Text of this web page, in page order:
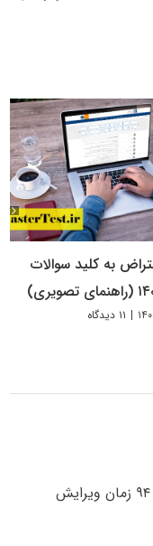
به کلید سوالات
| ۱۱ دیدگاه
یه سوال دانشگاه آزاد واسه ی آزمون ارشد ۹۴ زمان ویرایش